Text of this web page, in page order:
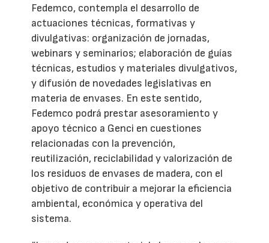
Fedemco, contempla el desarrollo de
actuaciones técnicas, formativas y
divulgativas: organización de jornadas,
webinars y seminarios; elaboración de guías
técnicas, estudios y materiales divulgativos,
y difusión de novedades legislativas en
materia de envases. En este sentido,
Fedemco podrá prestar asesoramiento y
apoyo técnico a Genci en cuestiones
relacionadas con la prevención,
reutilización, reciclabilidad y valorización de
los residuos de envases de madera, con el
objetivo de contribuir a mejorar la eficiencia
ambiental, económica y operativa del
sistema.